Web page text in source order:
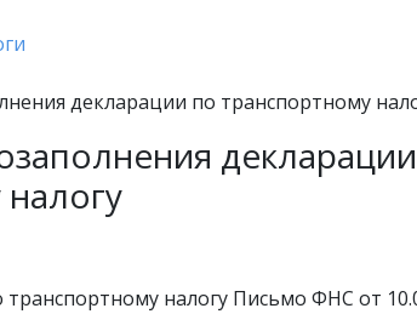
декларации по транспортному
налогу Письмо ФНС от